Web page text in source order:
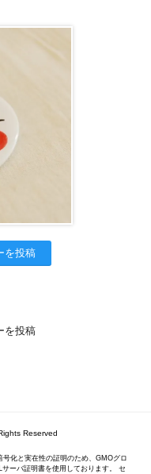
を投稿
を投稿
Reserved
号化と実在性の証明のため、GMOグロ
ーバ証明書を使用しております。 セ